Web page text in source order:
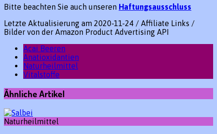
Bitte beachten Sie auch unseren Haftungsausschluss
Letzte Aktualisierung am 2020-11-24 / Affiliate Links /
Bilder von der Amazon Product Advertising API
Acai Beeren
Anatioxidantien
Naturheilmittel
Vitalstoffe
Ähnliche Artikel
Naturheilmittel